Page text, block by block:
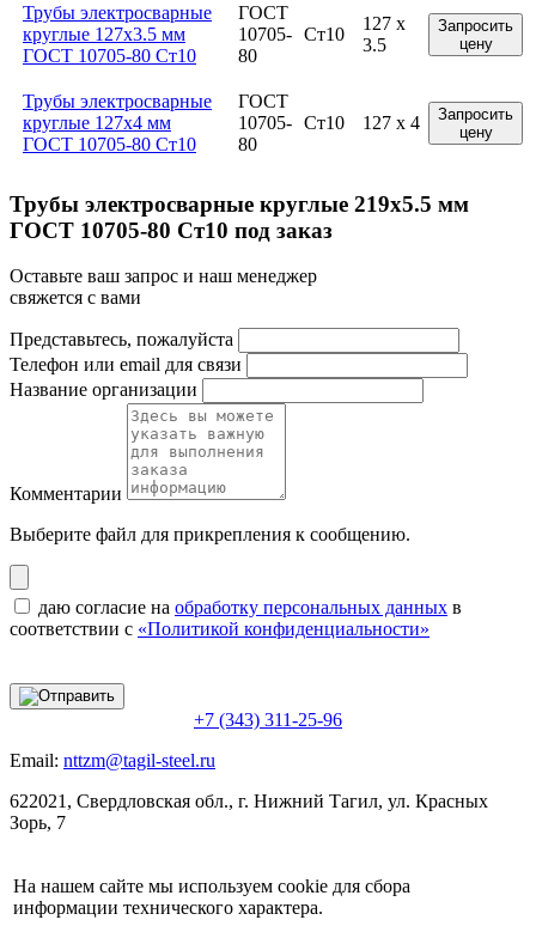
Трубы электросварные
круглые 127x3.5 мм
ГОСТ 10705-80 Ст10
ГОСТ
10705-
80
Ст10
127 x
3.5
Запросить
цену
Трубы электросварные
круглые 127x4 мм
ГОСТ 10705-80 Ст10
ГОСТ
10705-
80
Ст10 127 x 4
Запросить
цену
Трубы электросварные круглые 219x5.5 мм
ГОСТ 10705-80 Ст10 под заказ
Оставьте ваш запрос и наш менеджер
свяжется с вами
Представьтесь, пожалуйста
Телефон или email для связи
Название организации
Комментарии
Выберите файл для прикрепления к сообщению.
даю согласие на обработку персональных данных в
соответствии с «Политикой конфиденциальности»
+7 (343) 311-25-96
Email: nttzm@tagil-steel.ru
622021, Свердловская обл., г. Нижний Тагил, ул. Красных
Зорь, 7
На нашем сайте мы используем cookie для сбора
информации технического характера.